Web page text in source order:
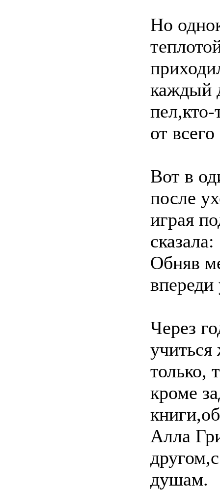
Но
каждый
от
Вот в
после
играя
Обняв
Через
учиться
только,
кроме
Алла
душам.